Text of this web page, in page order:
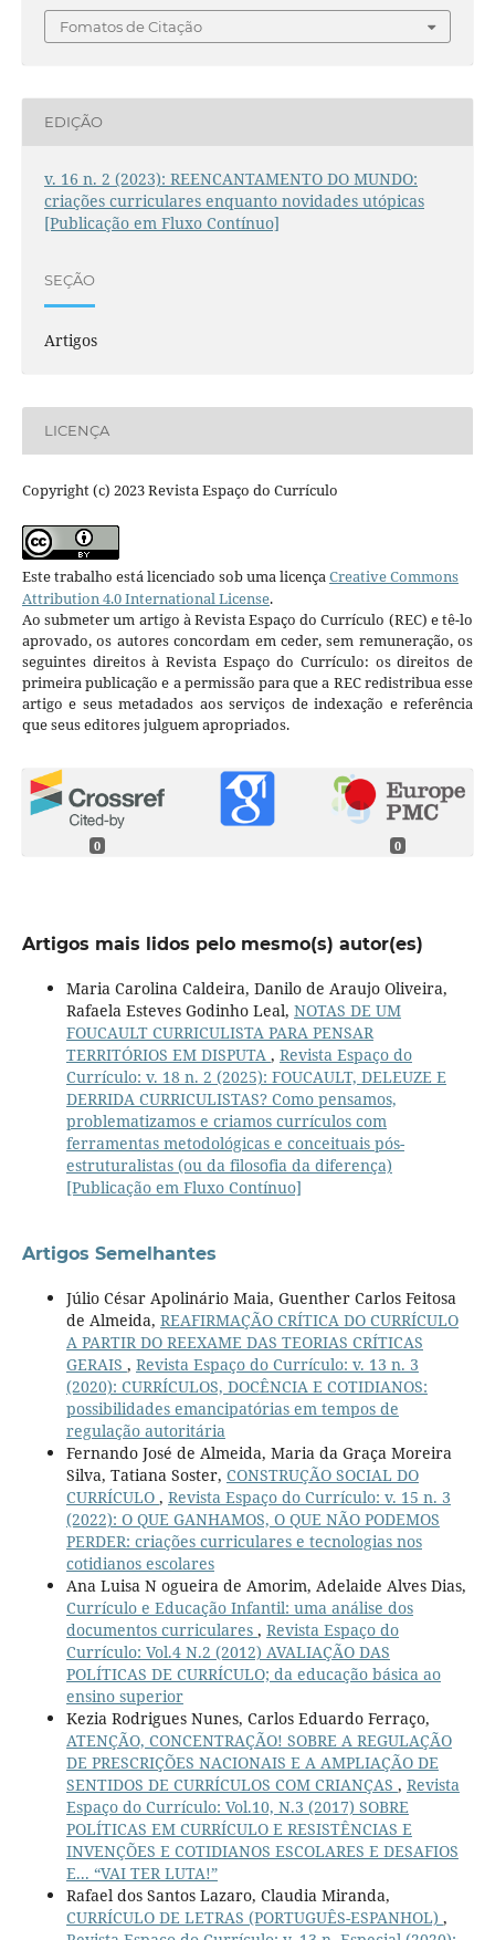
Fomatos de Citação
EDIÇÃO
v. 16 n. 2 (2023): REENCANTAMENTO DO MUNDO:
criações curriculares enquanto novidades utópicas
[Publicação em Fluxo Contínuo]
SEÇÃO
Artigos
LICENÇA
Copyright (c) 2023 Revista Espaço do Currículo
Este trabalho está licenciado sob uma licençaCreative Commons
Attribution 4.0 International License.
Ao submeter um artigo à Revista Espaço do Currículo (REC) e tê-lo
aprovado, os autores concordam em ceder, sem remuneração, os
seguintes direitos à Revista Espaço do Currículo: os direitos de
primeira publicação e a permissão para que a REC redistribua esse
artigo e seus metadados aos serviços de indexação e referência
que seus editores julguem apropriados.
0 0
Artigos mais lidos pelo mesmo(s) autor(es)
Maria Carolina Caldeira, Danilo de Araujo Oliveira,
Rafaela Esteves Godinho Leal, NOTAS DE UM
FOUCAULT CURRICULISTA PARA PENSAR
TERRITÓRIOS EM DISPUTA , Revista Espaço do
Currículo: v. 18 n. 2 (2025): FOUCAULT, DELEUZE E
DERRIDA CURRICULISTAS? Como pensamos,
problematizamos e criamos currículos com
ferramentas metodológicas e conceituais pós-
estruturalistas (ou da filosofia da diferença)
[Publicação em Fluxo Contínuo]
Artigos Semelhantes
Júlio César Apolinário Maia, Guenther Carlos Feitosa
de Almeida, REAFIRMAÇÃO CRÍTICA DO CURRÍCULO
A PARTIR DO REEXAME DAS TEORIAS CRÍTICAS
GERAIS , Revista Espaço do Currículo: v. 13 n. 3
(2020): CURRÍCULOS, DOCÊNCIA E COTIDIANOS:
possibilidades emancipatórias em tempos de
regulação autoritária
Fernando José de Almeida, Maria da Graça Moreira
Silva, Tatiana Soster, CONSTRUÇÃO SOCIAL DO
CURRÍCULO , Revista Espaço do Currículo: v. 15 n. 3
(2022): O QUE GANHAMOS, O QUE NÃO PODEMOS
PERDER: criações curriculares e tecnologias nos
cotidianos escolares
Ana Luisa N ogueira de Amorim, Adelaide Alves Dias,
Currículo e Educação Infantil: uma análise dos
documentos curriculares , Revista Espaço do
Currículo: Vol.4 N.2 (2012) AVALIAÇÃO DAS
POLÍTICAS DE CURRÍCULO; da educação básica ao
ensino superior
Kezia Rodrigues Nunes, Carlos Eduardo Ferraço,
ATENÇÃO, CONCENTRAÇÃO! SOBRE A REGULAÇÃO
DE PRESCRIÇÕES NACIONAIS E A AMPLIAÇÃO DE
SENTIDOS DE CURRÍCULOS COM CRIANÇAS , Revista
Espaço do Currículo: Vol.10, N.3 (2017) SOBRE
POLÍTICAS EM CURRÍCULO E RESISTÊNCIAS E
INVENÇÕES E COTIDIANOS ESCOLARES E DESAFIOS
E... “VAI TER LUTA!”
Rafael dos Santos Lazaro, Claudia Miranda,
CURRÍCULO DE LETRAS (PORTUGUÊS-ESPANHOL) ,